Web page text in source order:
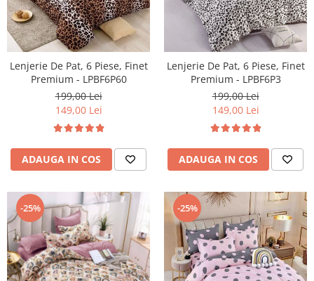
Lenjerie De Pat, 6 Piese, Finet
Premium - LPBF6P60
199,00 Lei
149,00 Lei
ADAUGA IN COS
Lenjerie De Pat, 6 Piese, Finet
Premium - LPBF6P3
199,00 Lei
149,00 Lei
ADAUGA IN COS
-25% -25%